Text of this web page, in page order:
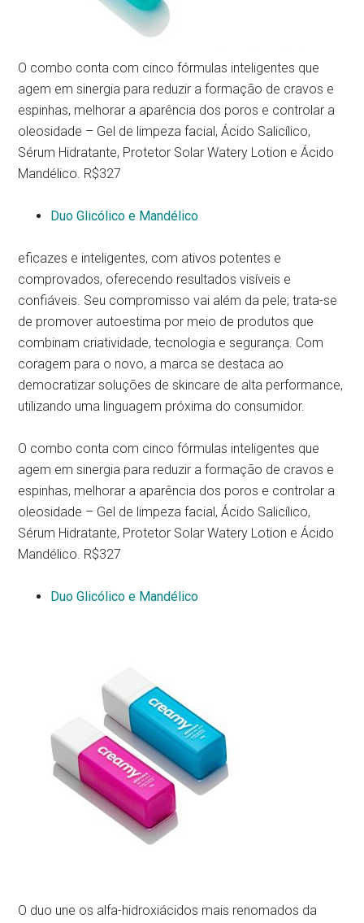
O combo conta com cinco fórmulas inteligentes que
agem em sinergia para reduzir a formação de cravos e
espinhas, melhorar a aparência dos poros e controlar a
oleosidade – Gel de limpeza facial, Ácido Salicílico,
Sérum Hidratante, Protetor Solar Watery Lotion e Ácido
Mandélico. R$327
Duo Glicólico e Mandélico
eficazes e inteligentes, com ativos potentes e
comprovados, oferecendo resultados visíveis e
confiáveis. Seu compromisso vai além da pele; trata-se
de promover autoestima por meio de produtos que
combinam criatividade, tecnologia e segurança. Com
coragem para o novo, a marca se destaca ao
democratizar soluções de skincare de alta performance,
utilizando uma linguagem próxima do consumidor.
O combo conta com cinco fórmulas inteligentes que
agem em sinergia para reduzir a formação de cravos e
espinhas, melhorar a aparência dos poros e controlar a
oleosidade – Gel de limpeza facial, Ácido Salicílico,
Sérum Hidratante, Protetor Solar Watery Lotion e Ácido
Mandélico. R$327
Duo Glicólico e Mandélico
O duo une os alfa-hidroxiácidos mais renomados da